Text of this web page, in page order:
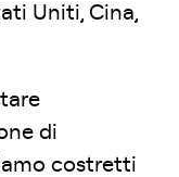
Uniti, Cina,
di
costretti